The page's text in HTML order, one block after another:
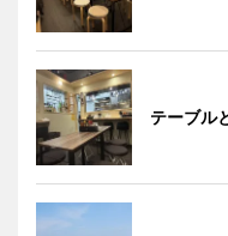
テーブル